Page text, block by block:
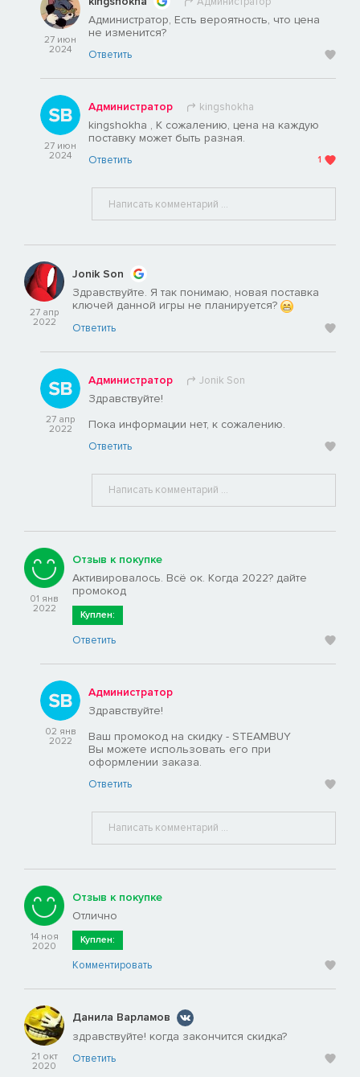
27 июн
2024
Администратор, Есть вероятность, что цена
не изменится?
Ответить
27 июн
2024
Администратор kingshokha
kingshokha , К сожалению, цена на каждую
поставку может быть разная.
Ответить 1
27 апр
2022
Jonik Son
Здравствуйте. Я так понимаю, новая поставка
ключей данной игры не планируется?
Ответить
27 апр
2022
Администратор Jonik Son
Здравствуйте!
Пока информации нет, к сожалению.
Ответить
01 янв
2022
Отзыв к покупке
Активировалось. Всё ок. Когда 2022? дайте
промокод
Куплен:
Ответить
02 янв
2022
Администратор
Здравствуйте!
Ваш промокод на скидку - STEAMBUY
Вы можете использовать его при
оформлении заказа.
Ответить
14 ноя
2020
Отзыв к покупке
Отлично
Куплен:
Комментировать
21 окт
2020
Данила Варламов
здравствуйте! когда закончится скидка?
Ответить